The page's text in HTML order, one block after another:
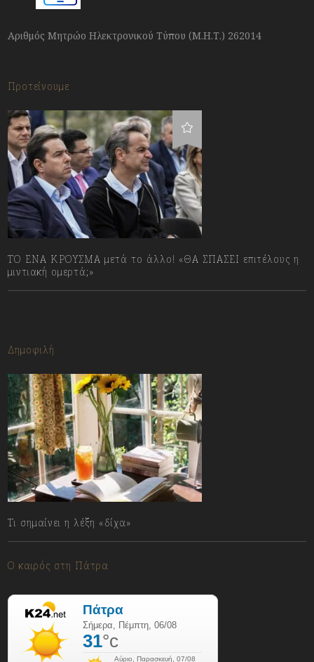
Αριθμός Μητρώο Ηλεκτρονικού Τύπου (Μ.Η.Τ.) 262014
Προτείνουμε
ΤΟ ΕΝΑ ΚΡΟΥΣΜΑ μετά το άλλο! «ΘΑ ΣΠΑΣΕΙ επιτέλους η
μιντιακή ομερτά;»
Δημοφιλή
Τι σημαίνει η λέξη «δίχα»
Ο καιρός στη Πάτρα